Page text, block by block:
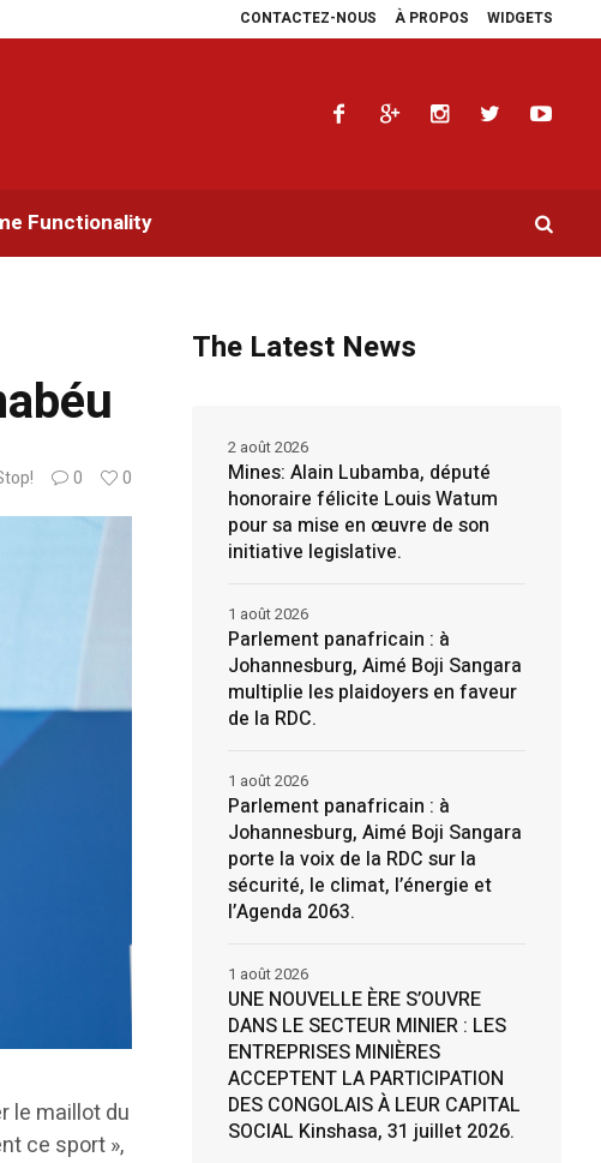
CONTACTEZ-NOUS À PROPOS WIDGETS
les plaidoyers en faveur de la RDC. Parlement panafricain : à Johannesburg,
Functionality
0 0
le maillot du
ce sport »,
The Latest News
Mines: Alain Lubamba, député
honoraire félicite Louis Watum
pour sa mise en œuvre de son
initiative legislative.
2 août 2026
Parlement panafricain : à
Johannesburg, Aimé Boji Sangara
multiplie les plaidoyers en faveur
de la RDC.
1 août 2026
Parlement panafricain : à
Johannesburg, Aimé Boji Sangara
porte la voix de la RDC sur la
sécurité, le climat, l’énergie et
l’Agenda 2063.
1 août 2026
UNE NOUVELLE ÈRE S’OUVRE
DANS LE SECTEUR MINIER : LES
ENTREPRISES MINIÈRES
ACCEPTENT LA PARTICIPATION
DES CONGOLAIS À LEUR CAPITAL
SOCIAL Kinshasa, 31 juillet 2026.
1 août 2026